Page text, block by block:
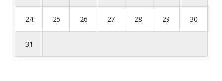
24 25 26 27 28 29 30
31